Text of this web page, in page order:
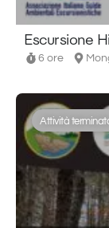
Escursione
6 ore
Attività